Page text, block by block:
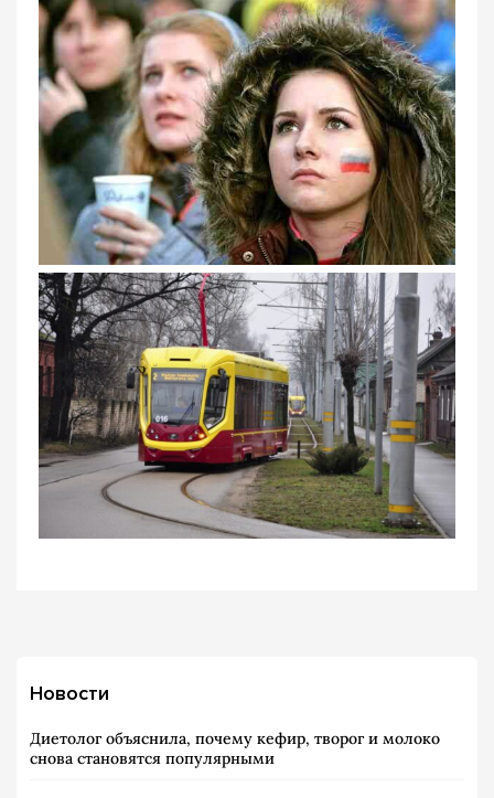
Новости
Диетолог объяснила, почему кефир, творог и молоко
снова становятся популярными